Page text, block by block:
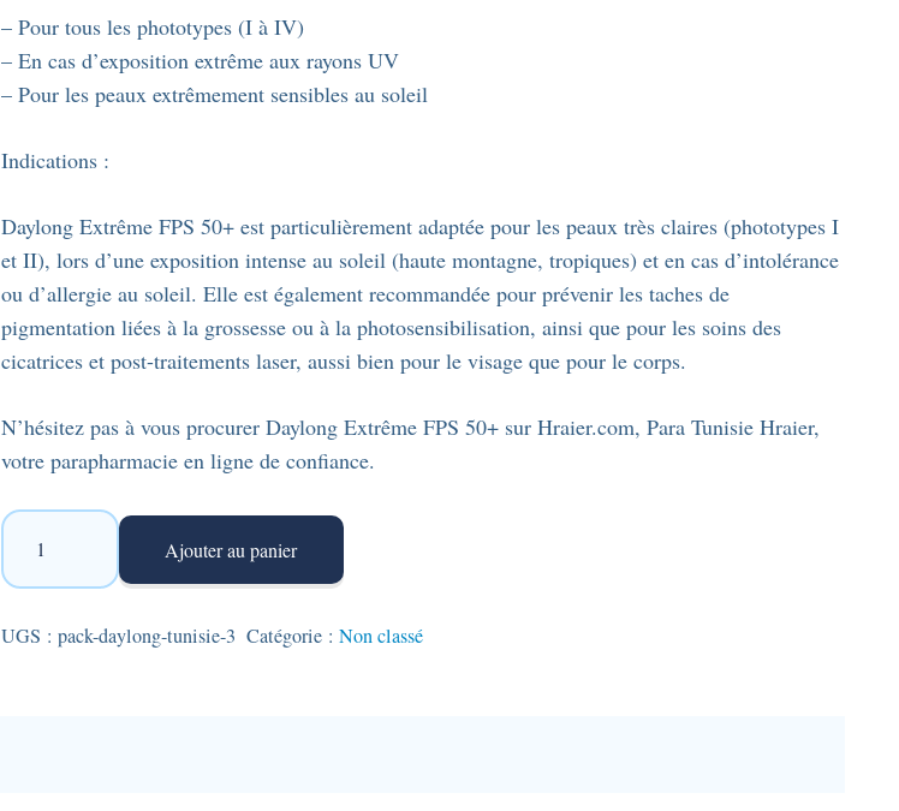
– Pour tous les phototypes (I à IV)
– En cas d’exposition extrême aux rayons UV
– Pour les peaux extrêmement sensibles au soleil
Indications :
Daylong Extrême FPS 50+ est particulièrement adaptée pour les peaux très claires (phototypes I
et II), lors d’une exposition intense au soleil (haute montagne, tropiques) et en cas d’intolérance
ou d’allergie au soleil. Elle est également recommandée pour prévenir les taches de
pigmentation liées à la grossesse ou à la photosensibilisation, ainsi que pour les soins des
cicatrices et post-traitements laser, aussi bien pour le visage que pour le corps.
N’hésitez pas à vous procurer Daylong Extrême FPS 50+ sur Hraier.com, Para Tunisie Hraier,
votre parapharmacie en ligne de confiance.
quantité
Pack
Daylong
Ajouter au panier
UGS : pack-daylong-tunisie-3 Catégorie :Non classé